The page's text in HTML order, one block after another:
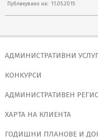
Публикувано на: 11.05.2015
АДМИНИСТРАТИВНИ
КОНКУРСИ
АДМИНИСТРАТИВЕН
ХАРТА НА КЛИЕНТА
ГОДИШНИ ПЛАНОВЕ И